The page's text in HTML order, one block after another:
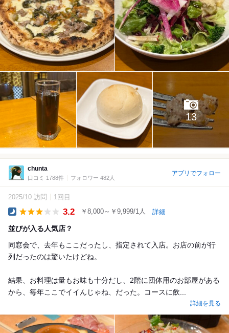
13
chunta
口コミ 1788件 フォロワー 482人
アプリでフォロー
2025/10 訪問 1回目
3.2 ￥8,000～￥9,999/1人 詳細
並びが入る人気店？
同窓会で、去年もここだったし、指定されて入店。お店の前が行
列だったのは驚いたけどね。
結果、お料理は量もお味も十分だし、2階に団体用のお部屋がある
から、毎年ここでイイんじゃね、だった。コースに飲...
詳細を見る